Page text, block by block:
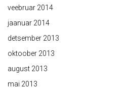
veebruar 2014
jaanuar 2014
detsember 2013
oktoober 2013
august 2013
mai 2013